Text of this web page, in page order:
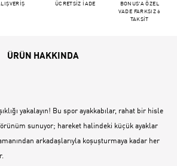
ÜCRETSİZ İADE
BONUS'A ÖZEL
VADE FARKSIZ 6
TAKSİT
ÜRÜN HAKKINDA
yakalayın! Bu spor ayakkabılar, rahat bir hisle
sunuyor; hareket halindeki küçük ayaklar
arkadaşlarıyla koşuşturmaya kadar her